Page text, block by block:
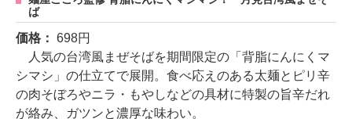
ば
価格： 698円
人気の台湾風まぜそばを期間限定の「背脂にんにくマ
シマシ」の仕立てで展開。食べ応えのある太麺とピリ辛
の肉そぼろやニラ・もやしなどの具材に特製の旨辛だれ
が絡み、ガツンと濃厚な味わい。